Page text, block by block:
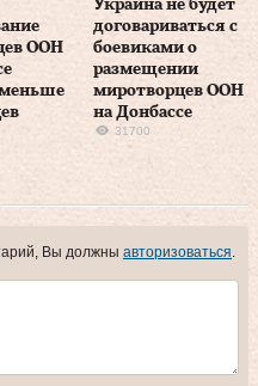
ООН
меньше
Украина не будет
договариваться с
боевиками о
размещении
миротворцев ООН
на Донбассе
31700
Вы должны авторизоваться.